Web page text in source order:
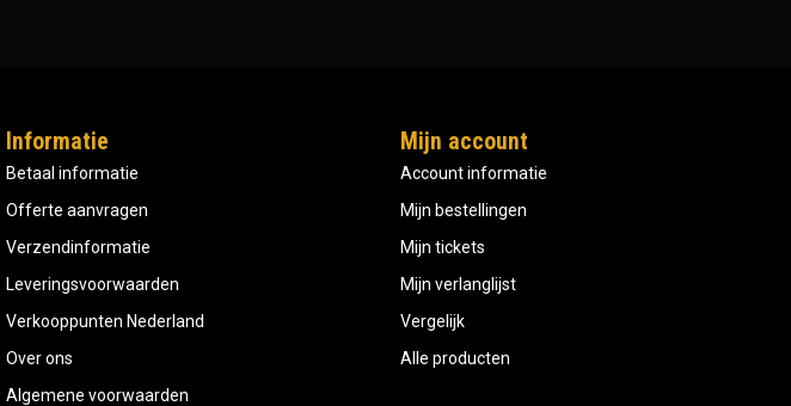
Informatie
Betaal informatie
Offerte aanvragen
Verzendinformatie
Leveringsvoorwaarden
Verkooppunten Nederland
Over ons
Algemene voorwaarden
Mijn account
Account informatie
Mijn bestellingen
Mijn tickets
Mijn verlanglijst
Vergelijk
Alle producten